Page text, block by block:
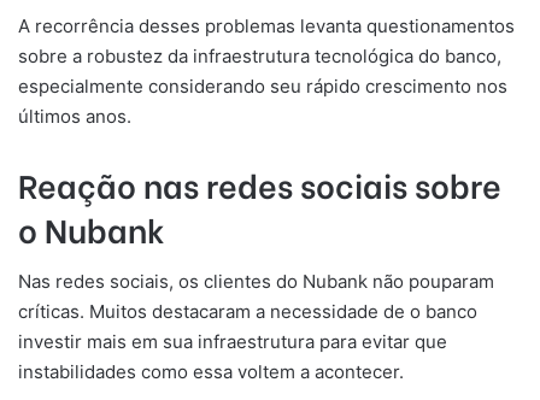
A recorrência desses problemas levanta questionamentos
sobre a robustez da infraestrutura tecnológica do banco,
especialmente considerando seu rápido crescimento nos
últimos anos.
Reação nas redes sociais sobre
o Nubank
Nas redes sociais, os clientes do Nubank não pouparam
críticas. Muitos destacaram a necessidade de o banco
investir mais em sua infraestrutura para evitar que
instabilidades como essa voltem a acontecer.